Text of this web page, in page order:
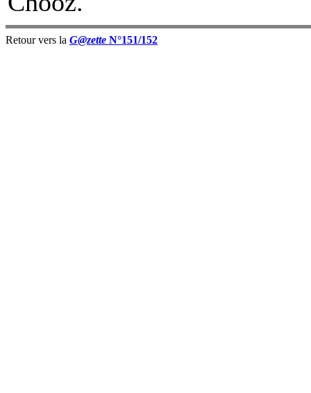
Retour vers la G@zette N°151/152